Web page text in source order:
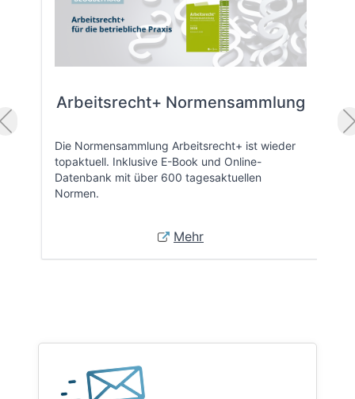
Arbeitsrecht+ Normensammlung
Die Normensammlung Arbeitsrecht+ ist wieder
topaktuell. Inklusive E-Book und Online-
Datenbank mit über 600 tagesaktuellen
Normen.
Mehr